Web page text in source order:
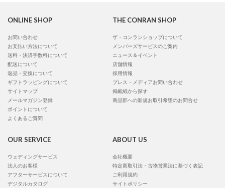
ONLINE SHOP
お問い合わせ
お支払い方法について
送料・決済手数料について
配送について
返品・交換について
ギフトラッピングについて
サイトマップ
メールマガジン登録
ポイントについて
よくあるご質問
THE CONRAN SHOP
ザ・コンランショップについて
メンバーズサービスのご案内
ニュース＆イベント
店舗情報
採用情報
プレス・メディアお問い合わせ
掲載紙から探す
商品部への新規お取引希望のお問合せ
OUR SERVICE
ウェディングサービス
法人のお客様
アフターサービスについて
デジタルカタログ
ABOUT US
会社概要
特定商取引法・古物営業法に基づく表記
ご利用規約
サイトポリシー